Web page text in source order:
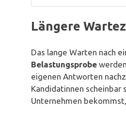
Längere
Das lange Warten nach
Belastungsprobe
eigenen Antworten
Kandidatinnen scheinbar
Unternehmen